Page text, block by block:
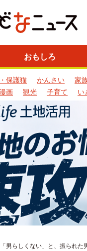
おもしろ
保護猫 かんさい 家
画
観光 子育て い
「男らしくない」と、振られ